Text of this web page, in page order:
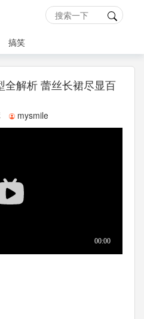
搞笑
全解析 蕾丝长裙尽显百
mysmile